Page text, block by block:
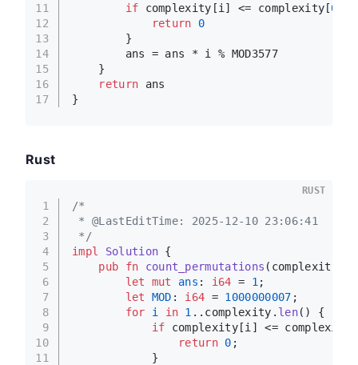
11
12
13
14
15
16
17
if complexity[i] <= complexity[0
return
0
        }
        ans = ans * i % MOD3577
    }
return ans
}
Rust
1
2
3
4
5
6
7
8
9
10
11
/*
* @LastEditTime: 2025-12-10 23:06:41
*/
impl
Solution {
pub
fn count_permutations (complexity:
let
mut ans : i64 = 1 ;
let
MOD : i64 = 1000000007 ;
for
i in 1 ..complexity. len() {
if complexity[i] <= complexity[
return 0 ;
            }
RUST